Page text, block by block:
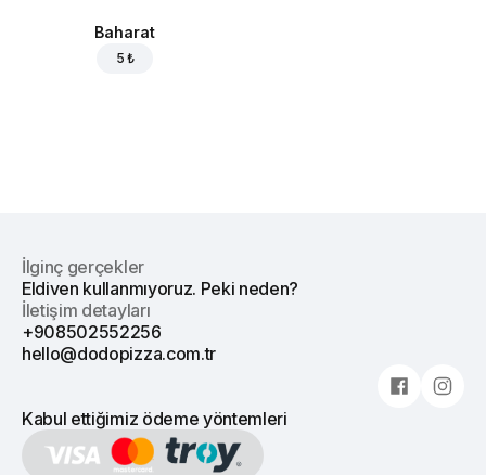
Baharat
5 ₺
İlginç gerçekler
Eldiven kullanmıyoruz. Peki neden?
İletişim detayları
+908502552256
hello@dodopizza.com.tr
Kabul ettiğimiz ödeme yöntemleri